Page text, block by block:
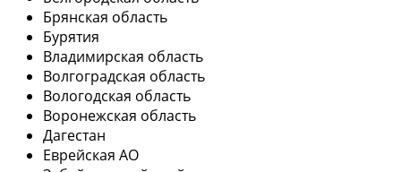
Брянская область
Бурятия
Владимирская область
Волгоградская область
Вологодская область
Воронежская область
Дагестан
Еврейская АО